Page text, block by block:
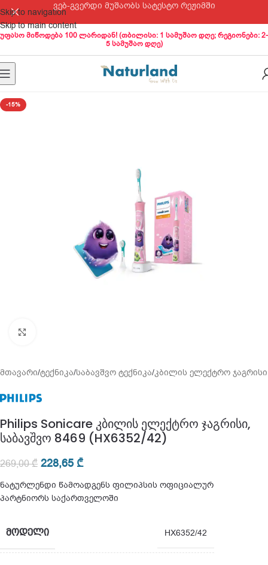
Skip to navigation
Skip to main content
ვებ-გვერდი მუშაობს სატესტო რეჟიმში
უფასო მიწოდება 100 ლარიდან! (თბილისი: 1 სამუშაო დღე; რეგიონები: 2-
5 სამუშაო დღე)
-15%
მთავარი/ტექნიკა/საბავშვო ტექნიკა/კბილის ელექტრო ჯაგრისი
Philips Sonicare კბილის ელექტრო ჯაგრისი,
საბავშვო 8469 (HX6352/42)
269,00₾ 228,65 ₾
ნატურლენდი წამოადგენს ფილიპსის ოფიციალურ
პარტნიორს საქართველოში
ᲛᲝᲓᲔᲚᲘ HX6352/42